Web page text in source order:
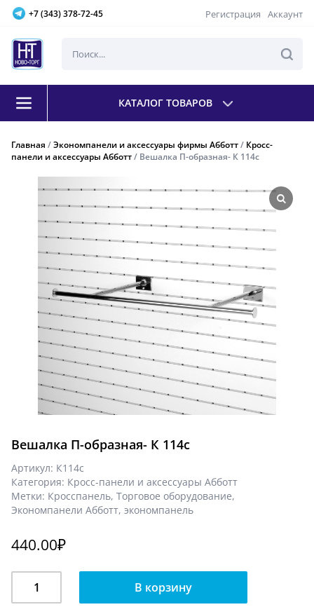
+7 (343) 378-72-45 Регистрация Аккаунт
КАТАЛОГ ТОВАРОВ
Главная /Экономпанели и аксессуары фирмы Абботт/ Кросс-
панели и аксессуары Абботт/ Вешалка П-образная- К 114с
Вешалка П-образная- К 114с
Артикул: К114с
Категория: Кросс-панели и аксессуары Абботт
Метки: Кросспанель, Торговое оборудование,
Экономпанели Абботт, экономпанель
440.00₽
Вешалка
В корзину